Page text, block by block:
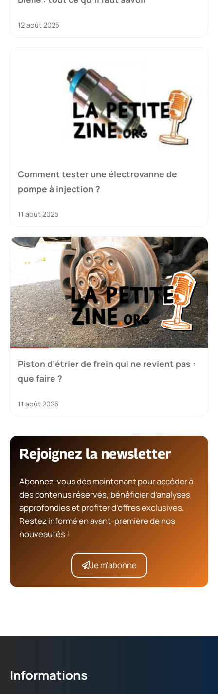
12 août 2025
Comment tester une électrovanne de
pompe à injection ?
11 août 2025
Piston d’étrier de frein qui ne revient pas :
que faire ?
11 août 2025
Rejoignez la newsletter
Abonnez-vous dès maintenant pour accéder à
des contenus réservés, bénéficier d’analyses
approfondies et profiter d’offres exclusives.
Restez informé en avant-première de nos
nouveautés !
Je m'abonne
Informations